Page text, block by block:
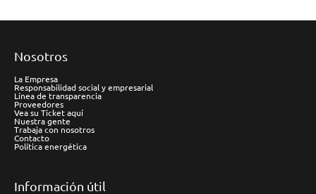
Nosotros
La Empresa
Responsabilidad social y empresarial
Línea de transparencia
Proveedores
Vea su Ticket aquí
Nuestra gente
Trabaja con nosotros
Contacto
Política energética
Información útil